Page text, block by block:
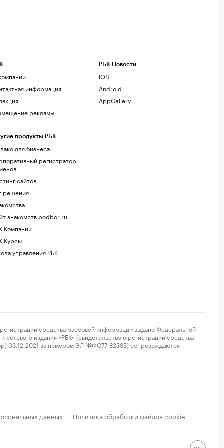
информация
рекламы
продукты РБК
для бизнеса
регистратор
сайтов
знакомств podbor.ru
Компании
Курсы
управления РБК
РБК Новости
iOS
Android
AppGallery
средства массовой информации выдано Федеральной
издания «РБК» (свидетельство о регистрации средства
03.12.2021 за номером ЭЛ №ФС77-82385) сопровождаются
данных · Политика обработки файлов cookie